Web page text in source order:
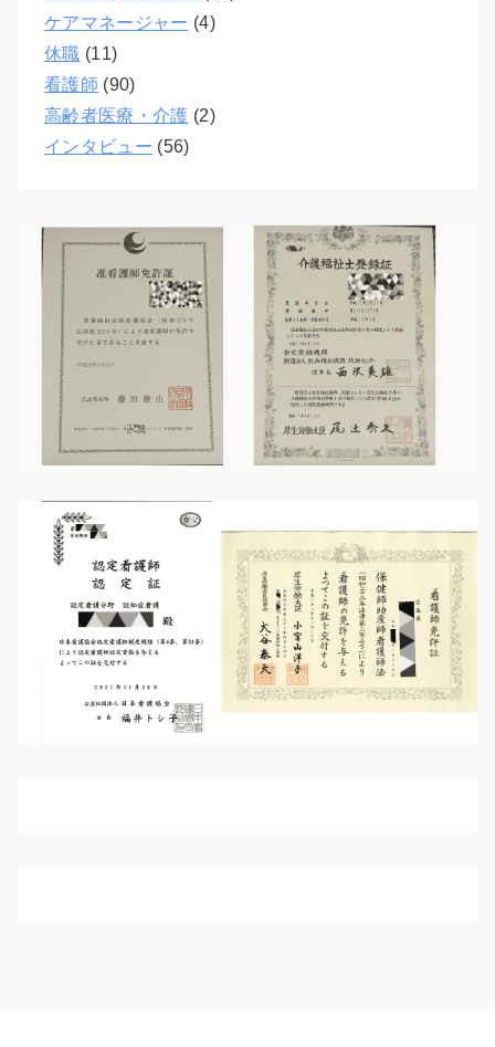
ケアマネージャー (4)
休職 (11)
看護師 (90)
高齢者医療・介護 (2)
インタビュー (56)